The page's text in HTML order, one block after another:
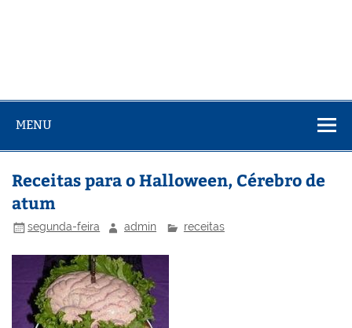
MENU
Receitas para o Halloween, Cérebro de
atum
segunda-feira admin receitas